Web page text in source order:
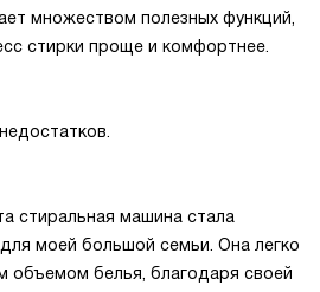
множеством полезных функций,
стирки проще и комфортнее.
стиральная машина стала
моей большой семьи. Она легко
объемом белья, благодаря своей